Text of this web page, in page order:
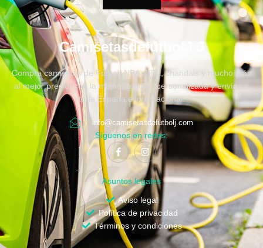
CamisetasdefutbolJ.J
Compra camisetas de Fútbol, NBA, NFL, chandals y mucho más
al mejor precio, con la mejor atención personalizada y envíos a
toda España e internacional.
info@camisetasdefutbolj.com
Síguenos en redes:
Asuntos legales
Aviso legal
Política de privacidad
Términos y condiciones